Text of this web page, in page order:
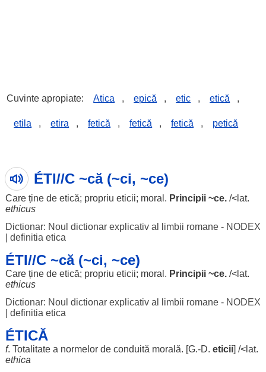
Cuvinte apropiate: Atica , epică , etic , etică ,
etila , etira , fetică , fetică , fetică , petică
ÉTI//C ~că (~ci, ~ce)
Care ține de etică; propriu eticii; moral . Principii~ce./<lat.
ethicus
Dictionar: Noul dictionar explicativ al limbii romane - NODEX
definitia etica
ÉTI//C ~că (~ci, ~ce)
Care ține de etică; propriu eticii; moral . Principii~ce./<lat.
ethicus
Dictionar: Noul dictionar explicativ al limbii romane - NODEX
definitia etica
ÉTICĂ
f. Totalitatea normelorde conduită morală. [G.-D. eticii] /<lat.
ethica